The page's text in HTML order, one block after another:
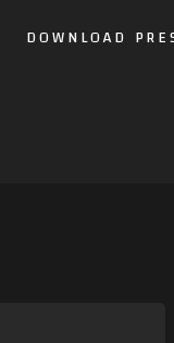
DOWNLOAD